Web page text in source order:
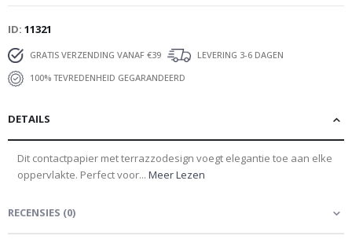
ID 11321
GRATIS VERZENDING VANAF €39
LEVERING 3-6 DAGEN
100% TEVREDENHEID GEGARANDEERD
DETAILS
Dit contactpapier met terrazzodesign voegt elegantie toe aan elke
oppervlakte. Perfect voor... Meer Lezen
RECENSIES (0)